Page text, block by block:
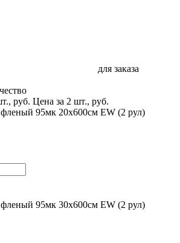
для заказа
руб. Цена за 2 шт., руб.
95мк 20х600см EW (2 рул)
95мк 30х600см EW (2 рул)